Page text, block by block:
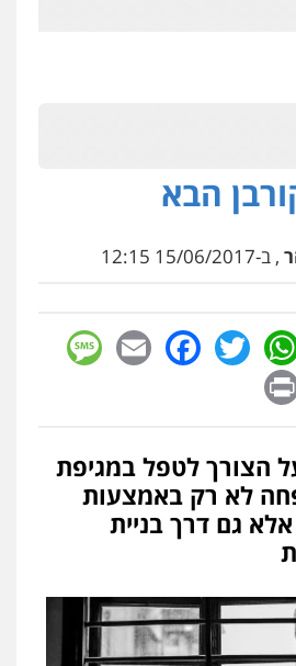
הבא
, ב-15/06/2017 12:15
WhatsApp
Twitter
Facebook
Email
הצורך לטפל במגיפת
לא רק באמצעות
גם דרך בניית